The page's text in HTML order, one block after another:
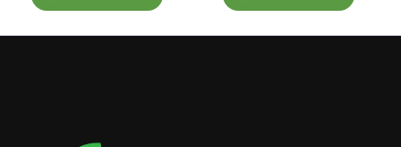
463,00 €.